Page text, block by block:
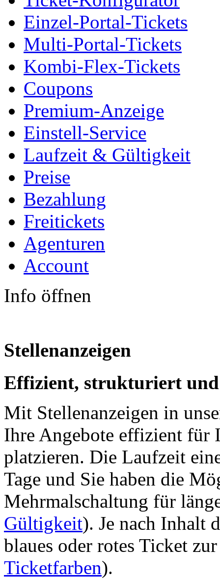
Einzel-Portal-Tickets
Multi-Portal-Tickets
Kombi-Flex-Tickets
Coupons
Premium-Anzeige
Einstell-Service
Laufzeit & Gültigkeit
Preise
Bezahlung
Freitickets
Agenturen
Account
Info öffnen
Stellenanzeigen
Effizient, strukturiert
Mit Stellenanzeigen in
Ihre Angebote effizient für
platzieren. Die Laufzeit
Tage und Sie haben die
Mehrmalschaltung für
Gültigkeit). Je nach Inhalt
blaues oder rotes Ticket
Ticketfarben).